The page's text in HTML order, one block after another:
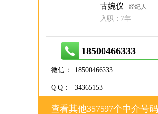
古婉仪 经纪人
入职：7年
18500466333
微信： 18500466333
Q Q： 34365153
查看其他357597个中介号码